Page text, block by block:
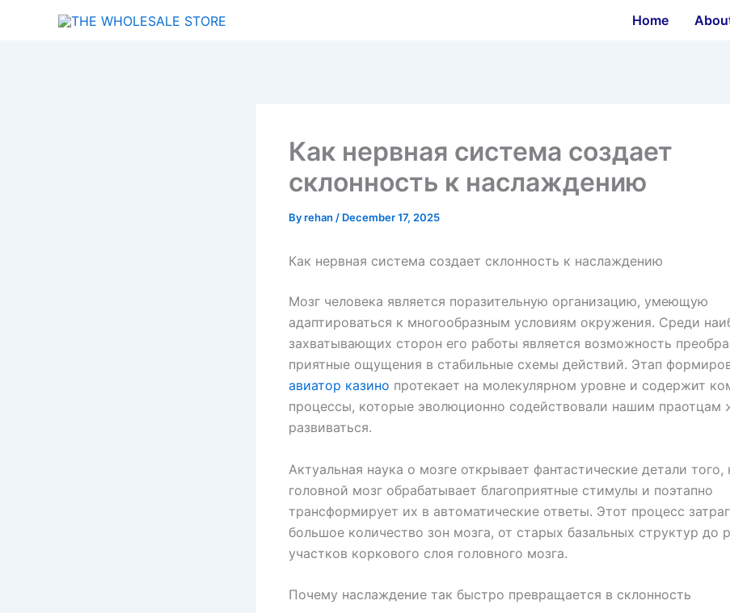
Home
Как нервная система создает
склонность к наслаждению
Byrehan / December 17, 2025
Как нервная система создает склонность к наслаждению
Мозг человека является поразительную организацию, умеющую
адаптироваться к многообразным условиям окружения. Среди
захватывающих сторон его работы является возможность
приятные ощущения в стабильные схемы действий. Этап
авиатор казино протекает на молекулярном уровне и содержит
процессы, которые эволюционно содействовали нашим праотцам
развиваться.
Актуальная наука о мозге открывает фантастические детали того,
головной мозг обрабатывает благоприятные стимулы и поэтапно
трансформирует их в автоматические ответы. Этот процесс
большое количество зон мозга, от старых базальных структур до
участков коркового слоя головного мозга.
Почему наслаждение так быстро превращается в склонность